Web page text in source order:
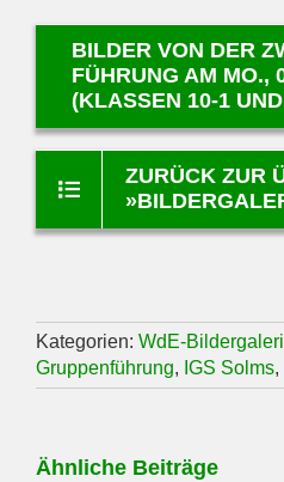
BILDER VON DER
FÜHRUNG AM MO.,
(KLASSEN 10-1
ZURÜCK ZUR
Kategorien: WdE-
Gruppenführung, IGS Solms,
Ähnliche Beiträge